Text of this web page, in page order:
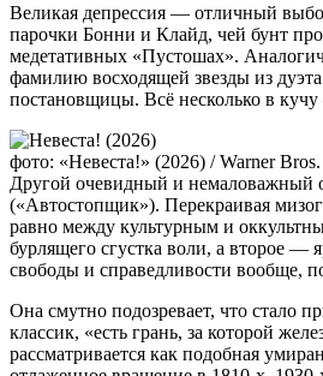
Великая депрессия — отличный
парочки Бонни и Клайд, чей бунт
медетативных «Пустошах».
фамилию восходящей звезды из
постановщицы. Всё несколько в
фото: «Невеста!» (2026) / Warner
Другой очевидный и немаловажный
(«Автостопщик»). Перекраивая
равно между культурным и
бурлящего сгустка воли, а второе —
свободы и справедливости вообще,
Она смутно подозревает, что стало
классик, «есть грань, за которой
рассматривается как подобная